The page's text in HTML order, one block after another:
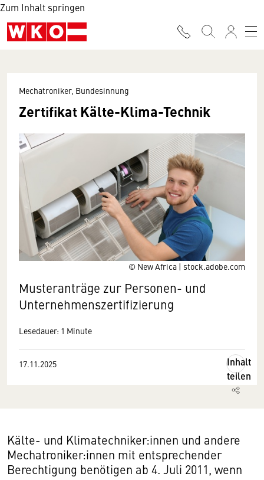
Zum Inhalt springen
© New Africa | stock.adobe.com
Mechatroniker, Bundesinnung
Zertifikat Kälte-Klima-Technik
Musteranträge zur Personen- und
Unternehmenszertifizierung
Lesedauer: 1 Minute
17.11.2025
Inhalt
teilen
Kälte- und Klimatechniker:innen und andere
Mechatroniker:innen mit entsprechender
Berechtigung benötigen ab 4. Juli 2011, wenn